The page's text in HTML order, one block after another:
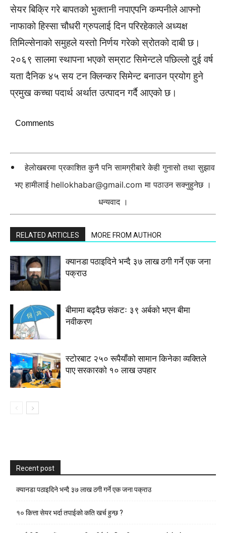
सेयर बिक्रि गरे बापतको भुक्तानी नपाएपनि कम्पनीले आफ्नो
नाफाको हिस्सा चौधरी ग्रुपलाई दिन परिरहेकाले अध्यक्ष
तिमिल्सेनाको समुहले यस्तो निर्णय गरेको स्रोतको दाबी छ।
२०६९ सालमा स्थापना भएको सम्राट सिमेन्टले पछिल्लो दुई वर्ष
यता दैनिक ४५ सय टन क्लिन्कर सिमेन्ट बनाउन प्रयोग हुने
प्रमुख कच्चा पदार्थ अर्थात उत्पादन गर्दै आएको छ।
Comments
हेलोखबरमा प्रकाशित कुनै पनि सामग्रीबारे केही गुनासो तथा सुझाव
भए हामीलाई hellokhabar@gmail.com मा पठाउन सक्नुहुनेछ ।
धन्यवाद ।
RELATED ARTICLES MORE FROM AUTHOR
क्यानडा पठाइदिने भन्दै ३७ लाख ठगी गर्ने एक जना
पक्राउ
बीमामा बढ्दैछ संकटः ३९ अर्बको भएन बीमा
नवीकरण
स्टाेरबाट २५० रूपैयाँको सामान किनेका व्यक्तिले
पाए सरकारको १० लाख उपहार
Recent post
क्यानडा पठाइदिने भन्दै ३७ लाख ठगी गर्ने एक जना पक्राउ
१० कित्ता सेयर भर्दा तपाईको कति खर्च हुन्छ ?